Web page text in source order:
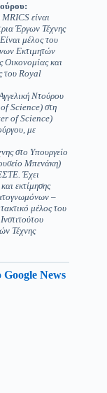
είναι
Έργων Τέχνης
μέλος του
Εκτιμητών
Οικονομίας και
του Royal
Ντούρου
Science) στη
of Science)
με
στο Υπουργείο
Μπενάκη)
Έχει
εκτίμησης
–
μέλος του
Τέχνης
Google News